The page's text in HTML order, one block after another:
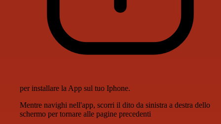
per installare la App sul tuo Iphone.
Mentre navighi nell'app, scorri il dito da sinistra a destra dello
schermo per tornare alle pagine precedenti